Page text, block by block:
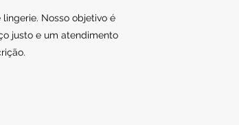
Nosso objetivo é
justo e um atendimento